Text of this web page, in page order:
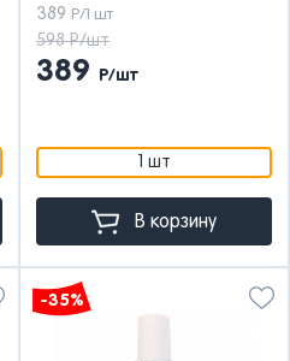
389 Р/1 шт
598 Р/шт
389 Р/шт
1 шт
В корзину
-35%